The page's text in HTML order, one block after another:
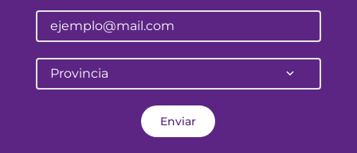
Provincia
Enviar